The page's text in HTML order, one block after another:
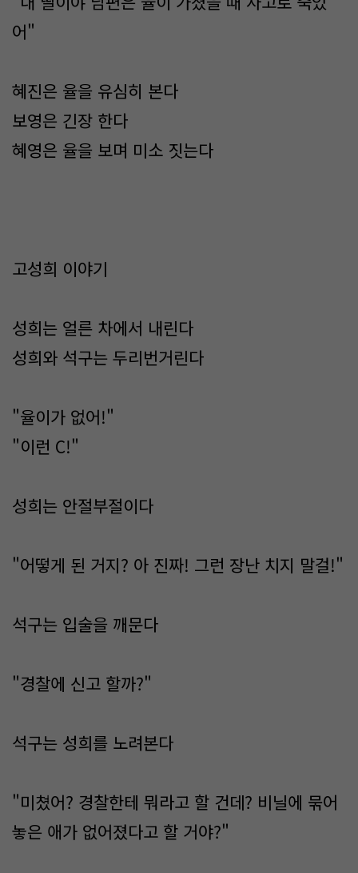
어"
혜진은 율을 유심히 본다
보영은 긴장 한다
혜영은 율을 보며 미소 짓는다
고성희 이야기
성희는 얼른 차에서 내린다
성희와 석구는 두리번거린다
"율이가 없어!"
"이런 C!"
성희는 안절부절이다
"어떻게 된 거지? 아 진짜! 그런 장난 치지 말걸!"
석구는 입술을 깨문다
"경찰에 신고 할까?"
석구는 성희를 노려본다
"미쳤어? 경찰한테 뭐라고 할 건데? 비닐에 묶어
놓은 애가 없어졌다고 할 거야?"